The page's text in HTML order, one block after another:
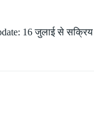
16 जुलाई से सक्रिय